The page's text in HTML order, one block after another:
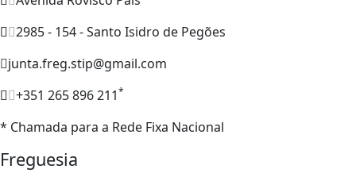
2985 - 154 - Santo Isidro de Pegões
junta.freg.stip@gmail.com
+351 265 896 211*
* Chamada para a Rede Fixa Nacional
Freguesia